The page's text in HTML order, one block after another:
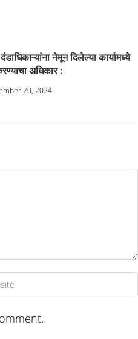
नेमून दिलेल्या कार्यामध्ये
अधिकार :
20, 2024